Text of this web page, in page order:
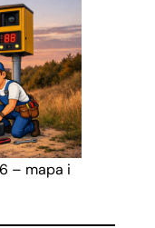
– mapa i